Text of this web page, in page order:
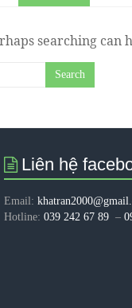
searching can
Liên hệ
Email:
Hotline: 039 242 67 89–